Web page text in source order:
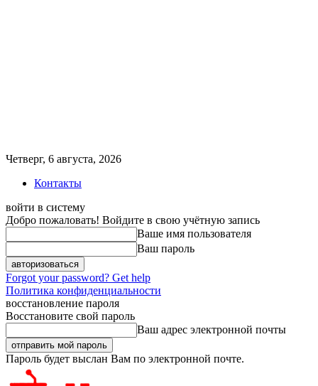
Четверг, 6 августа, 2026
Контакты
войти в систему
Добро пожаловать! Войдите в свою учётную запись
Ваше имя пользователя
Ваш пароль
Forgot your password? Get help
Политика конфиденциальности
восстановление пароля
Восстановите свой пароль
Ваш адрес электронной почты
Пароль будет выслан Вам по электронной почте.